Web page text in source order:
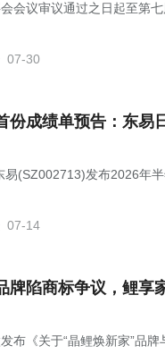
会议审议通过之日起至第
07-30
份成绩单预告：东易
(SZ002713)发布2026年半
07-14
牌陷商标争议，鲤享
布《关于“晶鲤焕新家”品牌